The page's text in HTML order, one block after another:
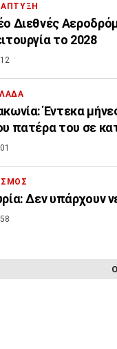
Διεθνές
το 2028
Έντεκα
πατέρα του σε
Δεν υπάρχουν